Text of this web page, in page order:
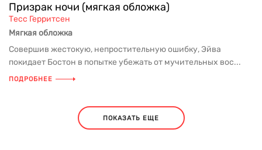
Призрак ночи (мягкая обложка)
Тесс Герритсен
Мягкая обложка
Совершив жестокую, непростительную ошибку, Эйва
покидает Бостон в попытке убежать от мучительных вос...
ПОДРОБНЕЕ
ПОКАЗАТЬ ЕЩЕ